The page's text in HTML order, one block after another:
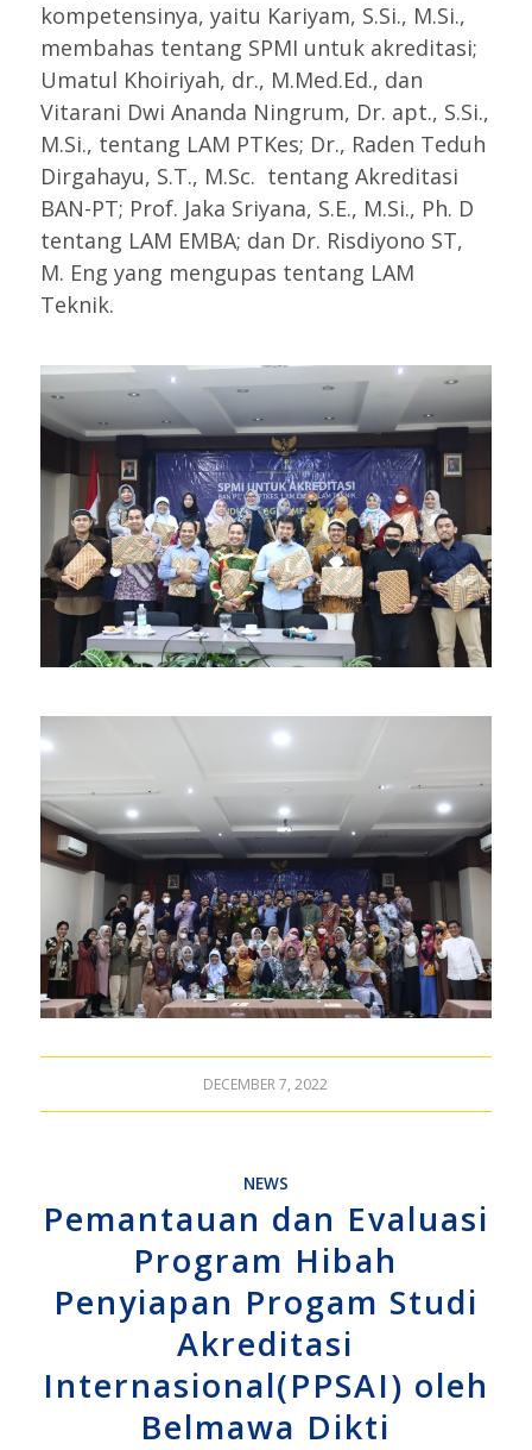
kompetensinya, yaitu Kariyam, S.Si., M.Si.,
membahas tentang SPMI untuk akreditasi;
Umatul Khoiriyah, dr., M.Med.Ed., dan
Vitarani Dwi Ananda Ningrum, Dr. apt., S.Si.,
M.Si., tentang LAM PTKes; Dr., Raden Teduh
Dirgahayu, S.T., M.Sc. tentang Akreditasi
BAN-PT; Prof. Jaka Sriyana, S.E., M.Si., Ph. D
tentang LAM EMBA; dan Dr. Risdiyono ST,
M. Eng yang mengupas tentang LAM
Teknik.
DECEMBER 7, 2022
NEWS
Pemantauan dan Evaluasi
Program Hibah
Penyiapan Progam Studi
Akreditasi
Internasional(PPSAI) oleh
Belmawa Dikti